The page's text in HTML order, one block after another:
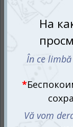
Настольная
исключительно
загадочные и
друга.